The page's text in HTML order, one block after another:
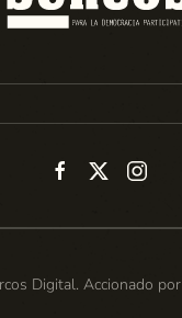
Digital. Accionado por